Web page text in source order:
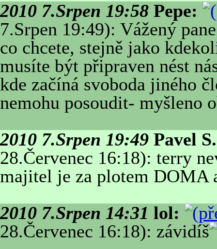
2010 7.Srpen 19:58 Pepe:
7.Srpen 19:49): Vážený
co chcete, stejně jako
musíte být připraven nést
kde začíná svoboda jiného
nemohu posoudit- myšleno
2010 7.Srpen 19:49 Pavel
28.Červenec 16:18): terry
majitel je za plotem DOMA
2010 7.Srpen 14:31 lol:
28.Červenec 16:18): závidíš